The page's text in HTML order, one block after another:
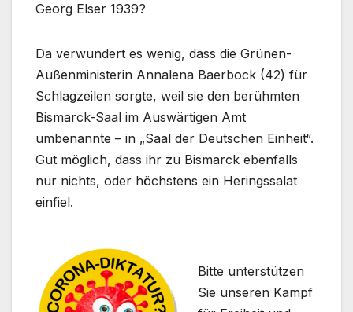
Georg Elser 1939?
Da verwundert es wenig, dass die Grünen-
Außenministerin Annalena Baerbock (42) für
Schlagzeilen sorgte, weil sie den berühmten
Bismarck-Saal im Auswärtigen Amt
umbenannte – in „Saal der Deutschen Einheit“.
Gut möglich, dass ihr zu Bismarck ebenfalls
nur nichts, oder höchstens ein Heringssalat
einfiel.
Bitte unterstützen
Sie unseren Kampf